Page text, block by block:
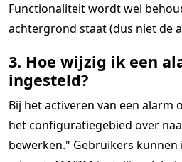
Functionaliteit wordt wel
achtergrond staat (dus niet de
3. Hoe wijzig ik een
ingesteld?
Bij het activeren van een alarm
het configuratiegebied over
bewerken." Gebruikers